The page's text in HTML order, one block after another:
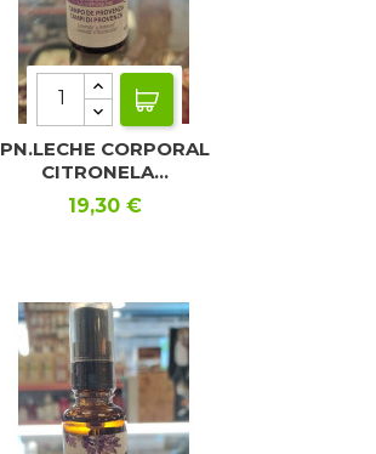
PN.LECHE CORPORAL
CITRONELA...
Precio
19,30 €